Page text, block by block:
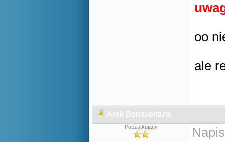
oo
ale
Arek Bonaventura
Początkujący